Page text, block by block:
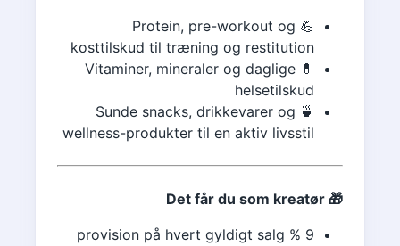
💪 Protein, pre-workout og
kosttilskud til træning og restitution
💊 Vitaminer, mineraler og daglige
helsetilskud
🍵 Sunde snacks, drikkevarer og
wellness-produkter til en aktiv livsstil
🎁 Det får du som kreatør
9 % provision på hvert gyldigt salg